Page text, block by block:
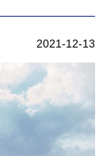
2021-12-13